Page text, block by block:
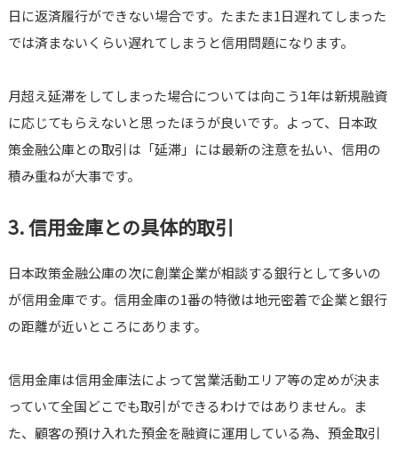
日に返済履行ができない場合です。たまたま1日遅れてしまった
では済まないくらい遅れてしまうと信用問題になります。
月超え延滞をしてしまった場合については向こう1年は新規融資
に応じてもらえないと思ったほうが良いです。よって、日本政
策金融公庫との取引は「延滞」には最新の注意を払い、信用の
積み重ねが大事です。
3. 信用金庫との具体的取引
日本政策金融公庫の次に創業企業が相談する銀行として多いの
が信用金庫です。信用金庫の1番の特徴は地元密着で企業と銀行
の距離が近いところにあります。
信用金庫は信用金庫法によって営業活動エリア等の定めが決ま
っていて全国どこでも取引ができるわけではありません。ま
た、顧客の預け入れた預金を融資に運用している為、預金取引